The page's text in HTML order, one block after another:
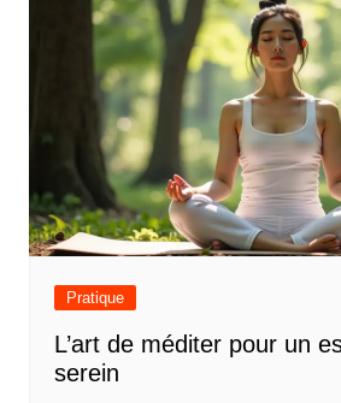
Pratique
L’art de méditer pour un
serein